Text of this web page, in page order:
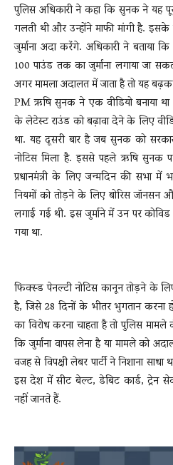
पुलिस अधिकारी ने कहा कि सुनक ने यह
गलती थी और उन्होंने माफी मांगी है. इसके
जुर्माना अदा करेंगे. अधिकारी ने बताया
100 पाउंड तक का जुर्माना लगाया जा
अगर मामला अदालत में जाता है तो यह
PM ऋषि सुनक ने एक वीडियो बनाया
के लेटेस्ट राउंड को बढ़ावा देने के लिए
था. यह दूसरी बार है जब सुनक को
नोटिस मिला है. इससे पहले ऋषि सुनक
प्रधानमंत्री के लिए जन्मदिन की सभा
नियमों को तोड़ने के लिए बोरिस जॉनसन
लगाई गई थी. इस जुर्माने में उन पर
गया था.
फिक्स्ड पेनल्टी नोटिस कानून तोड़ने के
है, जिसे 28 दिनों के भीतर भुगतान करना
का विरोध करना चाहता है तो पुलिस
कि जुर्माना वापस लेना है या मामले को
वजह से विपक्षी लेबर पार्टी ने निशाना साधा
इस देश में सीट बेल्ट, डेबिट कार्ड, ट्रेन
नहीं जानते हैं.